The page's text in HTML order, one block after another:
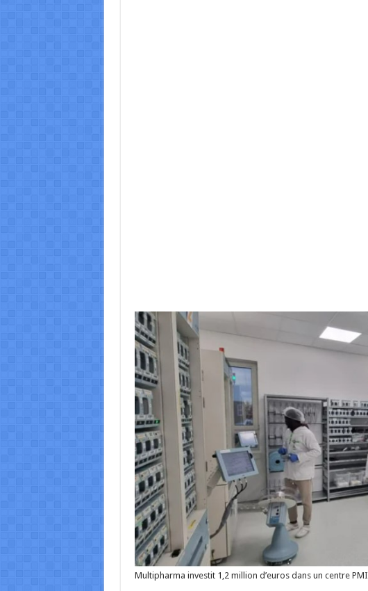
Multipharma investit 1,2 million d’euros dans un centre PMI